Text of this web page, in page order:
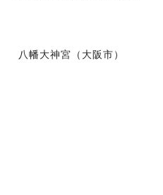
八幡大神宮（大阪市）